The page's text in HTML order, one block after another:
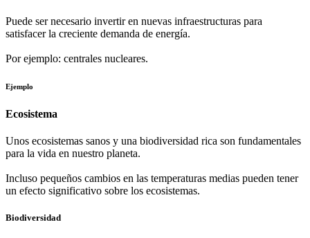
Puede ser necesario invertir en nuevas infraestructuras para
satisfacer la creciente demanda de energía.
Por ejemplo: centrales nucleares.
Ejemplo
Ecosistema
Unos ecosistemas sanos y una biodiversidad rica son fundamentales
para la vida en nuestro planeta.
Incluso pequeños cambios en las temperaturas medias pueden tener
un efecto significativo sobre los ecosistemas.
Biodiversidad